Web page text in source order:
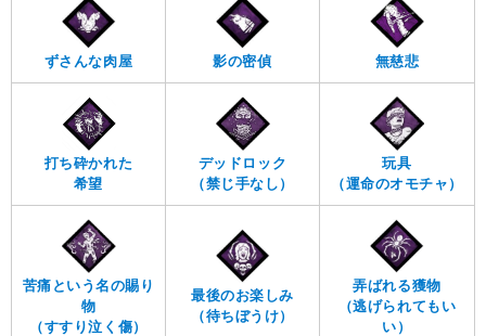
ずさんな肉屋 影の密偵 無慈悲
打ち砕かれた
希望
デッドロック
（禁じ手なし）
玩具
（運命のオモチャ）
苦痛という名の賜り
物
（すすり泣く傷）
最後のお楽しみ
（待ちぼうけ）
弄ばれる獲物
（逃げられてもい
い）